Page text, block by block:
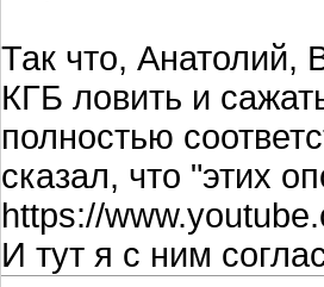
Так что, Анатолий,
КГБ ловить и
полностью
сказал, что "этих
https://
И тут я с ним